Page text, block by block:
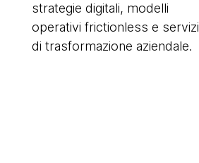
strategie digitali, modelli
operativi frictionless e servizi
di trasformazione aziendale.